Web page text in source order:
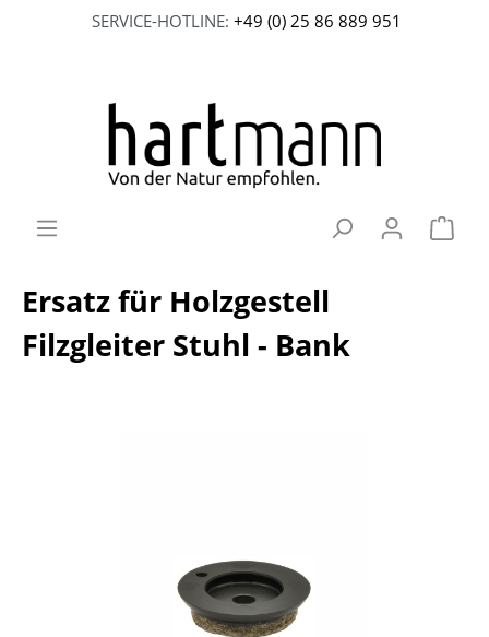
SERVICE-HOTLINE: +49 (0) 25 86 889 951
Ersatz für Holzgestell
Filzgleiter Stuhl - Bank